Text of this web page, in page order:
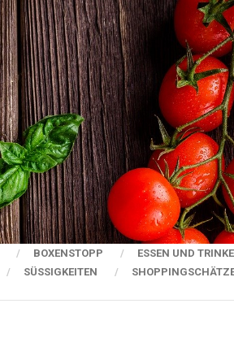
BOXENSTOPP
ESSEN UND
SÜSSIGKEITEN